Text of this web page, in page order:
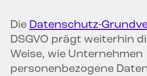
Die Datenschutz-
DSGVO prägt weiterhin
Weise, wie Unternehmen
personenbezogene